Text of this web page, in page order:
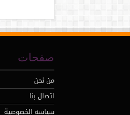
صفحات
من نحن
اتصال بنا
سياسه الخصوصية